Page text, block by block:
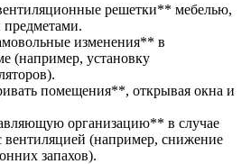
решетки** мебелью,
предметами.
изменения** в
(например, установку
помещения**, открывая окна и
организацию** в случае
вентиляцией (например, снижение
запахов).